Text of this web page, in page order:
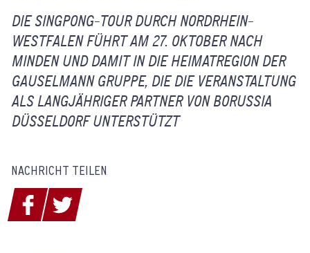
DIE SINGPONG-TOUR DURCH NORDRHEIN-
WESTFALEN FÜHRT AM 27. OKTOBER NACH
MINDEN UND DAMIT IN DIE HEIMATREGION DER
GAUSELMANN GRUPPE, DIE DIE VERANSTALTUNG
ALS LANGJÄHRIGER PARTNER VON BORUSSIA
DÜSSELDORF UNTERSTÜTZT
NACHRICHT TEILEN